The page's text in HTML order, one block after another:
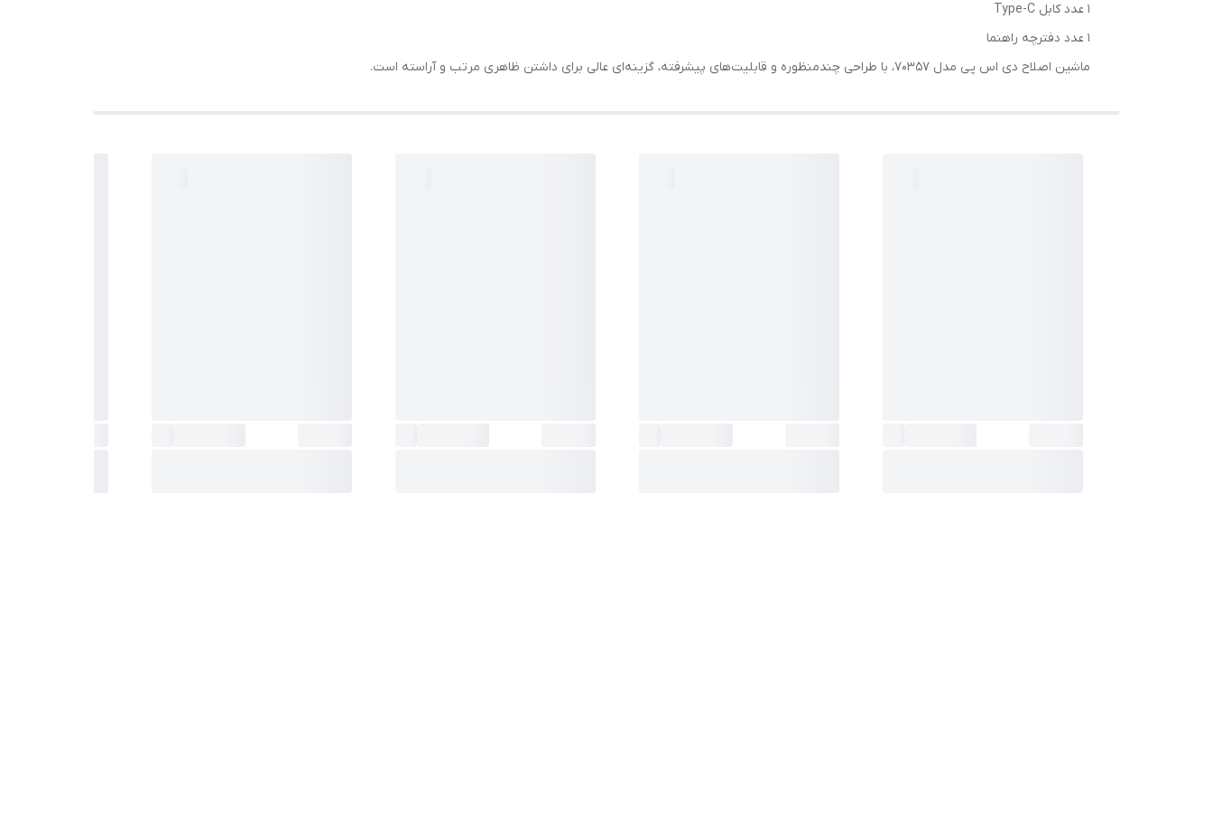
1 عدد کابل Type-C
1 عدد دفترچه راهنما
ماشین اصلاح دی اس پی مدل 70357، با طراحی چندمنظوره و قابلیت‌های پیشرفته، گزینه‌ای عالی برای داشتن ظاهری مرتب و آراسته است.